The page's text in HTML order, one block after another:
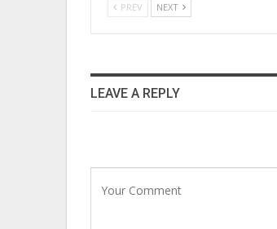
PREV NEXT
LEAVE A REPLY